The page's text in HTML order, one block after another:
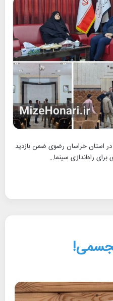
استان خراسان رضوی ضمن بازدید
راه‌اندازی سینما…